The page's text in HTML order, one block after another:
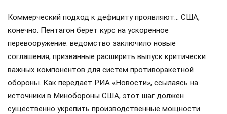
Коммерческий подход к дефициту проявляют… США,
конечно. Пентагон берет курс на ускоренное
перевооружение: ведомство заключило новые
соглашения, призванные расширить выпуск критически
важных компонентов для систем противоракетной
обороны. Как передает РИА «Новости», ссылаясь на
источники в Минобороны США, этот шаг должен
существенно укрепить производственные мощности